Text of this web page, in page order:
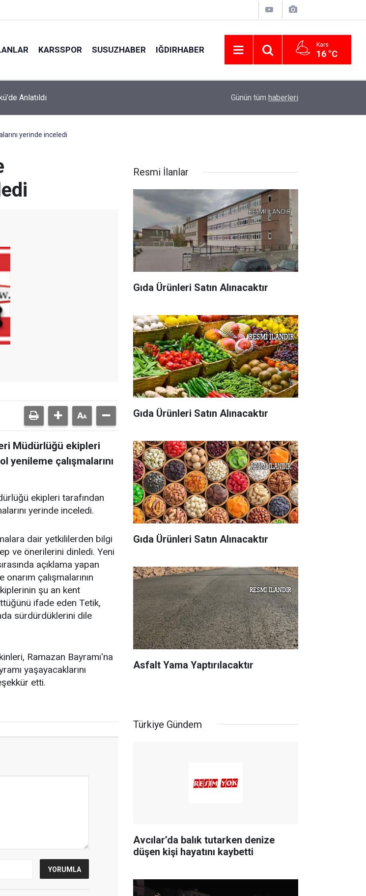
KARSSPOR SUSUZHABER IĞDIRHABER Kars
16 °C
Anlatıldı Keşan’da iki otomobil çarpıştı: 9 kişi yaralandı
Günün tüm haberleri
yerinde inceledi
Müdürlüğü ekipleri
yenileme çalışmalarını
ekipleri tarafından
yerinde inceledi.
dair yetkililerden bilgi
ve önerilerini dinledi. Yeni
açıklama yapan
çalışmalarının
şu an kent
ifade eden Tetik,
sürdürdüklerini dile
Ramazan Bayramı'na
yaşayacaklarını
etti.
Resmi İlanlar
Gıda Ürünleri Satın Alınacaktır
Gıda Ürünleri Satın Alınacaktır
Gıda Ürünleri Satın Alınacaktır
Asfalt Yama Yaptırılacaktır
Türkiye Gündem
Avcılar’da balık tutarken denize
düşen kişi hayatını kaybetti